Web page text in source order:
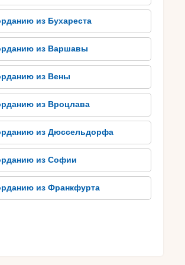
своими удивительными
изображающими карты Иерусалима
мест. Еще одна популярная
– это Мечеть Аль-
своей архитектурой и
на главной площади города.
римскими руинами, среди
археологическое место –
Это живописное место
уникальную колоннаду и римские
стоит посетить Монастырь
где можно насладиться
и красотой природы. Самыми
из Бухареста
из Варшавы
из Вены
из Вроцлава
из Дюссельдорфа
из Софии
из Франкфурта